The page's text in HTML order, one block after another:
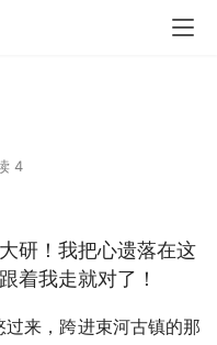
4
研！我把心遗落在这
着我走就对了！
来，跨进束河古镇的那